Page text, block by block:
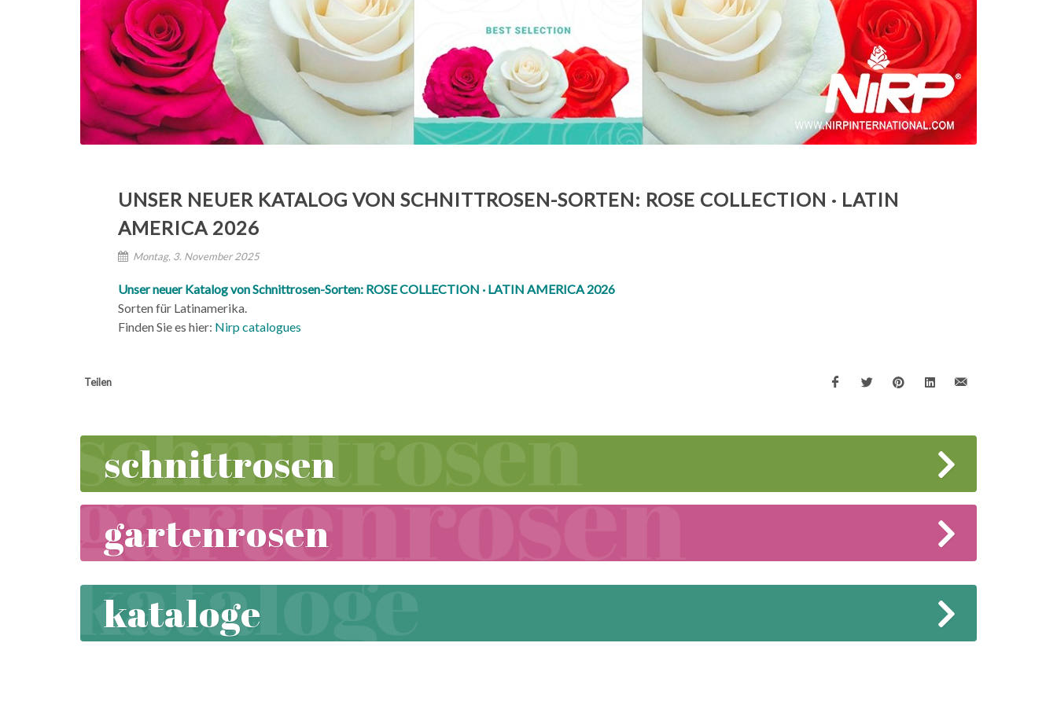
UNSER NEUER KATALOG VON SCHNITTROSEN-SORTEN: ROSE COLLECTION · LATIN
AMERICA 2026
Montag, 3. November 2025
Unser neuer Katalog von Schnittrosen-Sorten: ROSE COLLECTION · LATIN AMERICA 2026
Sorten für Latinamerika.
Finden Sie es hier: Nirp catalogues
Teilen
schnittrosen
gartenrosen
kataloge